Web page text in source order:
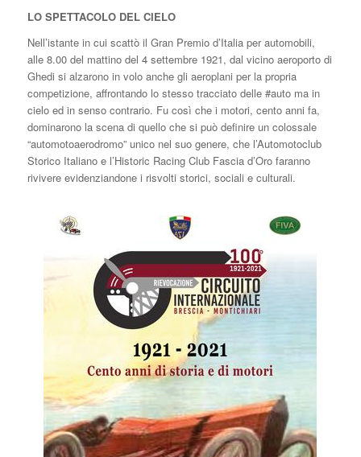
LO SPETTACOLO DEL CIELO
Nell’istante in cui scattò il Gran Premio d’Italia per automobili,
alle 8.00 del mattino del 4 settembre 1921, dal vicino aeroporto di
Ghedi si alzarono in volo anche gli aeroplani per la propria
competizione, affrontando lo stesso tracciato delle #auto ma in
cielo ed in senso contrario. Fu così che i motori, cento anni fa,
dominarono la scena di quello che si può definire un colossale
“automotoaerodromo” unico nel suo genere, che l’Automotoclub
Storico Italiano e l’Historic Racing Club Fascia d’Oro faranno
rivivere evidenziandone i risvolti storici, sociali e culturali.